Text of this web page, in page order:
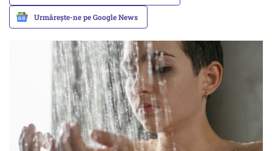
Urmărește-ne pe Google News